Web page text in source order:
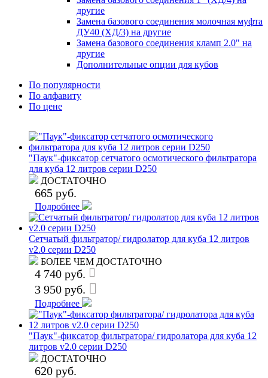
другие
Замена базового соединения молочная муфта
ДУ40 (ХД/3) на другие
Замена базового соединения кламп 2.0" на
другие
Дополнительные опции для кубов
По популярности
По алфавиту
По цене
"Паук"-фиксатор сетчатого осмотического фильтратора
для куба 12 литров серии D250
ДОСТАТОЧНО
665 руб.
Подробнее
Сетчатый фильтратор/ гидролатор для куба 12 литров
v2.0 серии D250
БОЛЕЕ ЧЕМ ДОСТАТОЧНО
4 740 руб.
3 950 руб.
Подробнее
"Паук"-фиксатор фильтратора/ гидролатора для куба 12
литров v2.0 серии D250
ДОСТАТОЧНО
620 руб.